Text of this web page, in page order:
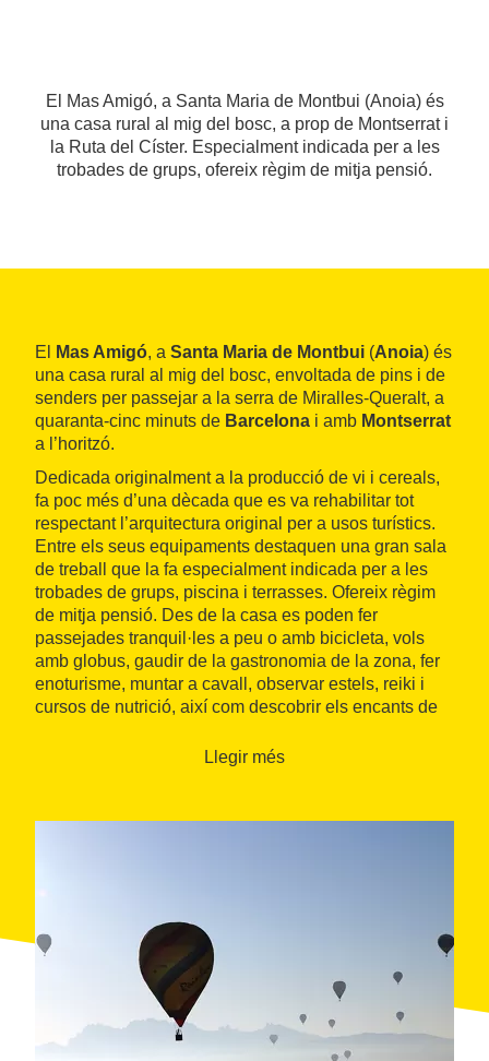
El Mas Amigó, a Santa Maria de Montbui (Anoia) és
una casa rural al mig del bosc, a prop de Montserrat i
la Ruta del Císter. Especialment indicada per a les
trobades de grups, ofereix règim de mitja pensió.
El Mas Amigó, a Santa Maria de Montbui (Anoia) és
una casa rural al mig del bosc, envoltada de pins i de
senders per passejar a la serra de Miralles-Queralt, a
quaranta-cinc minuts de Barcelona i amb Montserrat
a l’horitzó.
Dedicada originalment a la producció de vi i cereals,
fa poc més d’una dècada que es va rehabilitar tot
respectant l’arquitectura original per a usos turístics.
Entre els seus equipaments destaquen una gran sala
de treball que la fa especialment indicada per a les
trobades de grups, piscina i terrasses. Ofereix règim
de mitja pensió. Des de la casa es poden fer
passejades tranquil·les a peu o amb bicicleta, vols
amb globus, gaudir de la gastronomia de la zona, fer
enoturisme, muntar a cavall, observar estels, reiki i
cursos de nutrició, així com descobrir els encants de
Llegir més